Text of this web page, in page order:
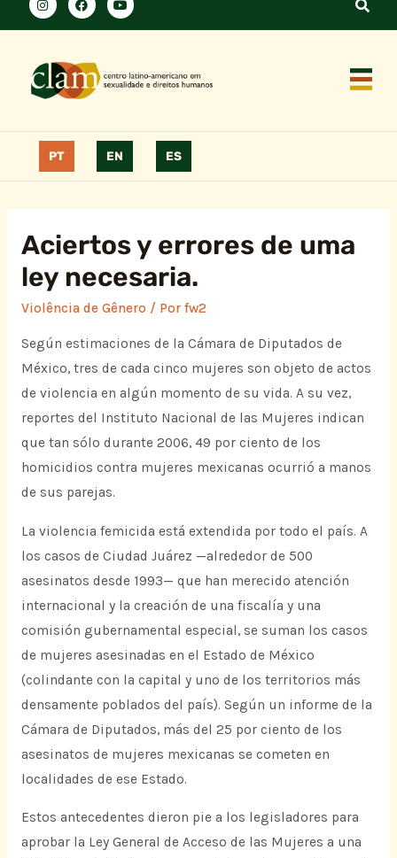
PT EN ES
Aciertos y errores de uma
ley necesaria.
Violência de Gênero / Por fw2
Según estimaciones de la Cámara de Diputados de
México, tres de cada cinco mujeres son objeto de actos
de violencia en algún momento de su vida. A su vez,
reportes del Instituto Nacional de las Mujeres indican
que tan sólo durante 2006, 49 por ciento de los
homicidios contra mujeres mexicanas ocurrió a manos
de sus parejas.
La violencia femicida está extendida por todo el país. A
los casos de Ciudad Juárez —alrededor de 500
asesinatos desde 1993— que han merecido atención
internacional y la creación de una fiscalía y una
comisión gubernamental especial, se suman los casos
de mujeres asesinadas en el Estado de México
(colindante con la capital y uno de los territorios más
densamente poblados del país). Según un informe de la
Cámara de Diputados, más del 25 por ciento de los
asesinatos de mujeres mexicanas se cometen en
localidades de ese Estado.
Estos antecedentes dieron pie a los legisladores para
aprobar la Ley General de Acceso de las Mujeres a una